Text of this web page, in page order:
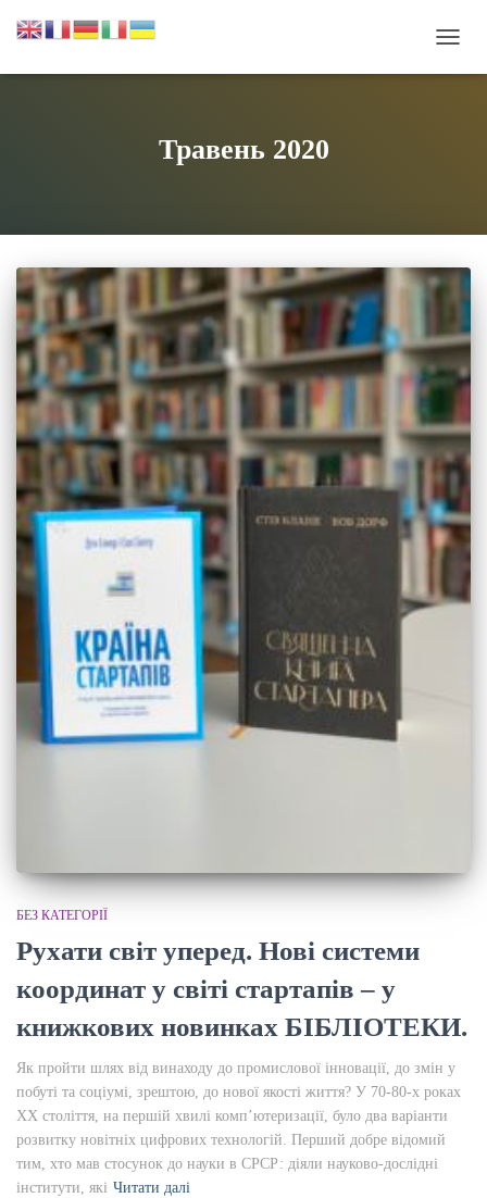
Травень 2020
БЕЗ КАТЕГОРІЇ
Рухати світ уперед. Нові системи
координат у світі стартапів – у
книжкових новинках БІБЛІОТЕКИ.
Як пройти шлях від винаходу до промислової інновації, до змін у
побуті та соціумі, зрештою, до нової якості життя? У 70-80-х роках
ХХ століття, на першій хвилі комп’ютеризації, було два варіанти
розвитку новітніх цифрових технологій. Перший добре відомий
тим, хто мав стосунок до науки в СРСР: діяли науково-дослідні
інститути, які Читати далі